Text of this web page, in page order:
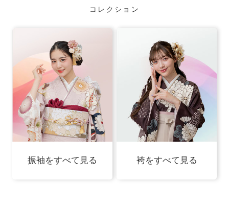
コレクション
振袖をすべて見る 袴をすべて見る